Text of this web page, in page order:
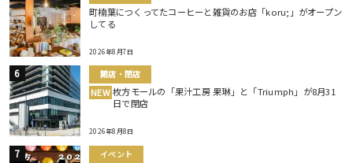
町楠葉につくってたコーヒーと雑貨のお店「koru;」がオープン
してる
2026年8月7日
開店・閉店
NEW 枚方モールの「果汁工房 果琳」と「Triumph」が8月31
日で閉店
2026年8月8日
イベント